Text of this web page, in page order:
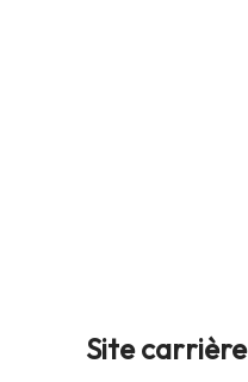
Site carrière